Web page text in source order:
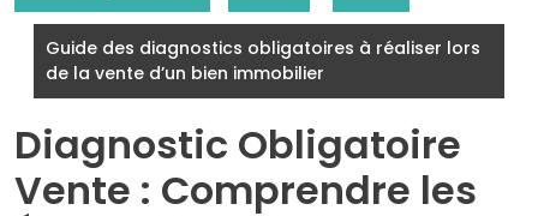
Guide des diagnostics obligatoires à réaliser lors
de la vente d’un bien immobilier
Diagnostic Obligatoire
Vente : Comprendre les